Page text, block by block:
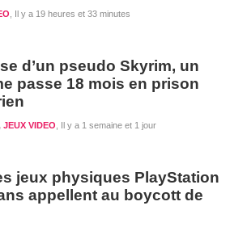
Il y a 19 heures et 33 minutes
d’un pseudo Skyrim, un
passe 18 mois en prison
Il y a 1 semaine et 1 jour
JEUX VIDEO
jeux physiques PlayStation
appellent au boycott de